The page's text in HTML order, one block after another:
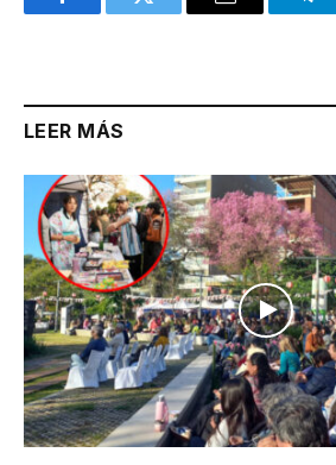
FacebookTwitter Email
LEER MÁS